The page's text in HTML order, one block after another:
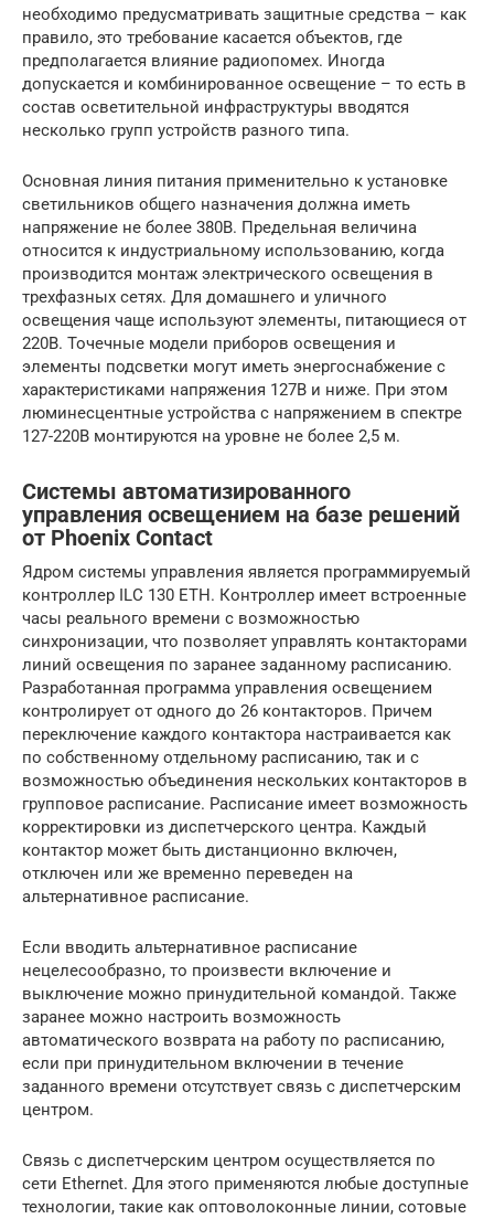
необходимо предусматривать защитные средства – как
правило, это требование касается объектов, где
предполагается влияние радиопомех. Иногда
допускается и комбинированное освещение – то есть в
состав осветительной инфраструктуры вводятся
несколько групп устройств разного типа.
Основная линия питания применительно к установке
светильников общего назначения должна иметь
напряжение не более 380В. Предельная величина
относится к индустриальному использованию, когда
производится монтаж электрического освещения в
трехфазных сетях. Для домашнего и уличного
освещения чаще используют элементы, питающиеся от
220В. Точечные модели приборов освещения и
элементы подсветки могут иметь энергоснабжение с
характеристиками напряжения 127В и ниже. При этом
люминесцентные устройства с напряжением в спектре
127-220В монтируются на уровне не более 2,5 м.
Системы автоматизированного
управления освещением на базе решений
от Phoenix Contact
Ядром системы управления является программируемый
контроллер ILC 130 ETH. Контроллер имеет встроенные
часы реального времени с возможностью
синхронизации, что позволяет управлять контакторами
линий освещения по заранее заданному расписанию.
Разработанная программа управления освещением
контролирует от одного до 26 контакторов. Причем
переключение каждого контактора настраивается как
по собственному отдельному расписанию, так и с
возможностью объединения нескольких контакторов в
групповое расписание. Расписание имеет возможность
корректировки из диспетчерского центра. Каждый
контактор может быть дистанционно включен,
отключен или же временно переведен на
альтернативное расписание.
Если вводить альтернативное расписание
нецелесообразно, то произвести включение и
выключение можно принудительной командой. Также
заранее можно настроить возможность
автоматического возврата на работу по расписанию,
если при принудительном включении в течение
заданного времени отсутствует связь с диспетчерским
центром.
Связь с диспетчерским центром осуществляется по
сети Ethernet. Для этого применяются любые доступные
технологии, такие как оптоволоконные линии, сотовые